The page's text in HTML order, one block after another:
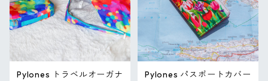
Pylones トラベルオーガナ
Pylones パスポートカバー